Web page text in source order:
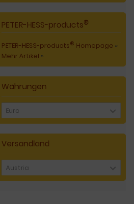
PETER-HESS-products®
PETER-HESS-products® Homepage »
Mehr Artikel »
Währungen
Euro
Versandland
Austria